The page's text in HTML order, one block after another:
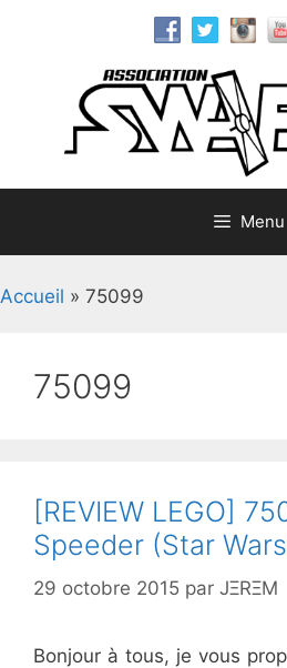
Menu
Accueil » 75099
75099
[REVIEW LEGO]
Speeder (Star
29 octobre 2015 par JΞRΞM
Bonjour à tous, je vous